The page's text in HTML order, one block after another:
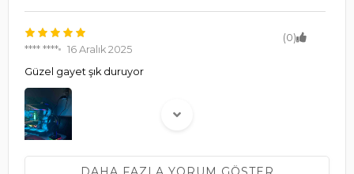
(0)
**** ****
16 Aralık 2025
Güzel gayet şık duruyor